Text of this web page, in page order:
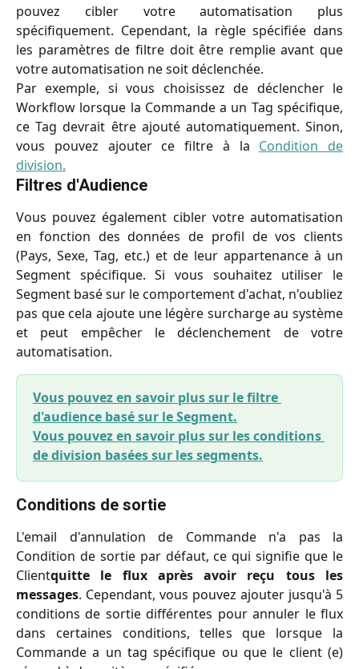
pouvez cibler votre automatisation plus
spécifiquement. Cependant, la règle spécifiée dans
les paramètres de filtre doit être remplie avant que
votre automatisation ne soit déclenchée.
Par exemple, si vous choisissez de déclencher le
Workflow lorsque la Commande a un Tag spécifique,
ce Tag devrait être ajouté automatiquement. Sinon,
vous pouvez ajouter ce filtre à la Condition de
division.
Filtres d'Audience
Vous pouvez également cibler votre automatisation
en fonction des données de profil de vos clients
(Pays, Sexe, Tag, etc.) et de leur appartenance à un
Segment spécifique. Si vous souhaitez utiliser le
Segment basé sur le comportement d'achat, n'oubliez
pas que cela ajoute une légère surcharge au système
et peut empêcher le déclenchement de votre
automatisation.
Vous pouvez en savoir plus sur le filtre
d'audience basé sur le Segment.
Vous pouvez en savoir plus sur les conditions
de division basées sur les segments.
Conditions de sortie
L'email d'annulation de Commande n'a pas la
Condition de sortie par défaut, ce qui signifie que le
Clientquitte le flux après avoir reçu tous les
messages. Cependant, vous pouvez ajouter jusqu'à 5
conditions de sortie différentes pour annuler le flux
dans certaines conditions, telles que lorsque la
Commande a un tag spécifique ou que le client (e)